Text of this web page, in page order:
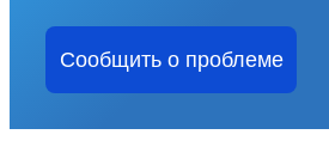
Сообщить о проблеме